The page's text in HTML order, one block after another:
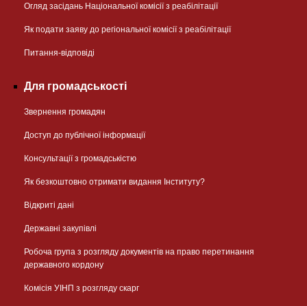
Огляд засідань Національної комісії з реабілітації
Як подати заяву до регіональної комісії з реабілітації
Питання-відповіді
Для громадськості
Звернення громадян
Доступ до публічної інформації
Консультації з громадськістю
Як безкоштовно отримати видання Інституту?
Відкриті дані
Державні закупівлі
Робоча група з розгляду документів на право перетинання
державного кордону
Комісія УІНП з розгляду скарг